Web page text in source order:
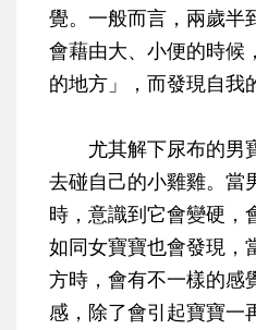
覺。一般而言，兩歲半
會藉由大、小便的時候
的地方」，而發現自我
尤其解下尿布的男
去碰自己的小雞雞。當
時，意識到它會變硬，
如同女寶寶也會發現，
方時，會有不一樣的感
感，除了會引起寶寶一